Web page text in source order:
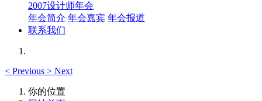
2007设计师年会
年会简介 年会嘉宾 年会报道
联系我们
< Previous > Next
你的位置